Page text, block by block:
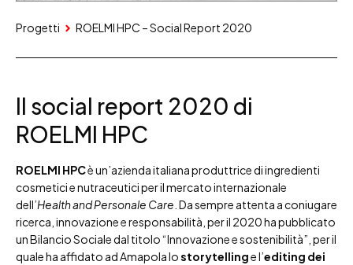
Progetti ROELMI HPC – Social Report 2020
Il social report 2020 di
ROELMI HPC
ROELMI HPCè un’azienda italiana produttrice di ingredienti
cosmetici e nutraceutici per il mercato internazionale
dell’Health and Personale Care . Da sempre attenta a coniugare
ricerca, innovazione e responsabilità, per il 2020 ha pubblicato
un Bilancio Sociale dal titolo “Innovazione e sostenibilità”, per il
quale ha affidato ad Amapola lostorytellinge l’editing dei